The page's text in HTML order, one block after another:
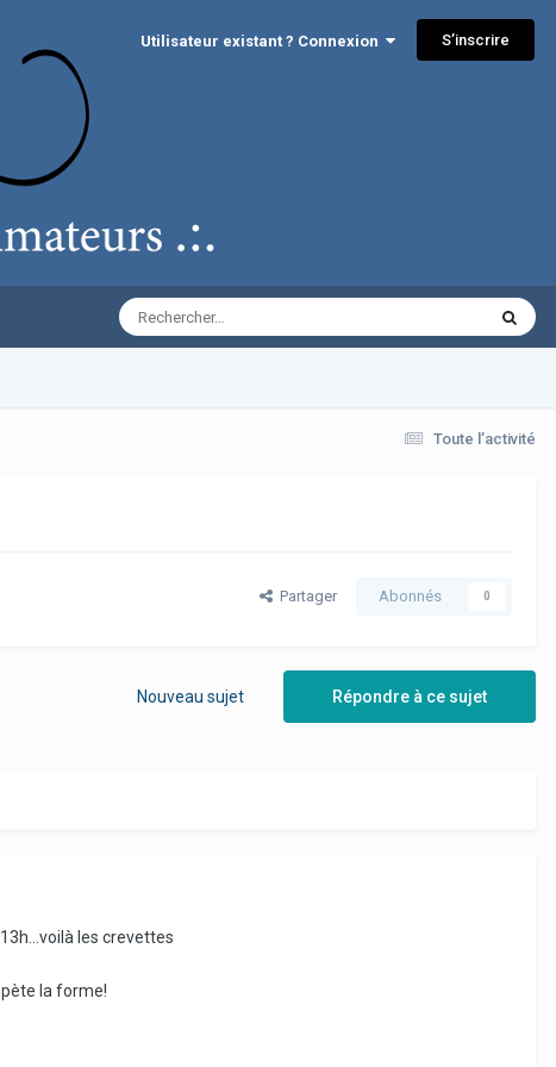
Utilisateur existant ? Connexion S’inscrire
Toute l’activité
Partager Abonnés 0
Répondre à ce sujet
Nouveau sujet
les crevettes
la forme!